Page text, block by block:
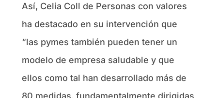
Así, Celia Coll de Personas con valores
ha destacado en su intervención que
“las pymes también pueden tener un
modelo de empresa saludable y que
ellos como tal han desarrollado más de
80 medidas, fundamentalmente dirigidas